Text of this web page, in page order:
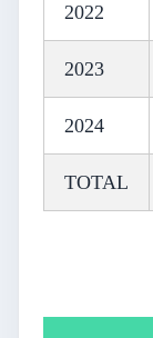
2022
2023
2024
TOTAL